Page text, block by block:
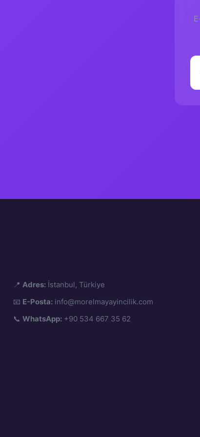
📍 Adres: İstanbul, Türkiye
📧 E-Posta: info@morelmayayincilik.com
📞 WhatsApp: +90 534 667 35 62